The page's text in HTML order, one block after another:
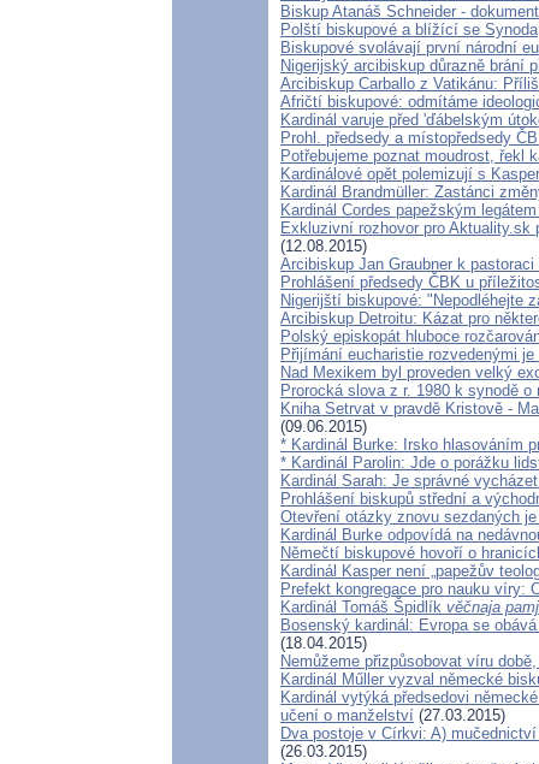
Biskup Atanáš Schneider -
Polští biskupové a blížící se Synoda
Biskupové svolávají první národní
Nigerijský arcibiskup důrazně brání
Arcibiskup Carballo z Vatikánu:
Afričtí biskupové: odmítáme
Kardinál varuje před 'ďábelským
Prohl. předsedy a místopředsedy
Potřebujeme poznat moudrost, řekl
Kardinálové opět polemizují s
Kardinál Brandmüller: Zastánci
Kardinál Cordes papežským
Exkluzivní rozhovor pro
(12.08.2015)
Arcibiskup Jan Graubner k pastoraci
Prohlášení předsedy ČBK u
Nigerijští biskupové: "Nepodléhejte
Arcibiskup Detroitu: Kázat pro
Polský episkopát hluboce
Přijímání eucharistie rozvedenými
Nad Mexikem byl proveden velký
Prorocká slova z r. 1980 k synodě o
Kniha Setrvat v pravdě Kristově -
(09.06.2015)
* Kardinál Burke: Irsko hlasováním
* Kardinál Parolin: Jde o porážku
Kardinál Sarah: Je správné
Prohlášení biskupů střední a
Otevření otázky znovu sezdaných
Kardinál Burke odpovídá na
Němečtí biskupové hovoří o
Kardinál Kasper není „papežův
Prefekt kongregace pro nauku víry:
Kardinál Tomáš Špidlík věčnaja
Bosenský kardinál: Evropa se
(18.04.2015)
Nemůžeme přizpůsobovat víru
Kardinál Műller vyzval německé
Kardinál vytýká předsedovi
učení o manželství (27.03.2015)
Dva postoje v Církvi: A)
(26.03.2015)